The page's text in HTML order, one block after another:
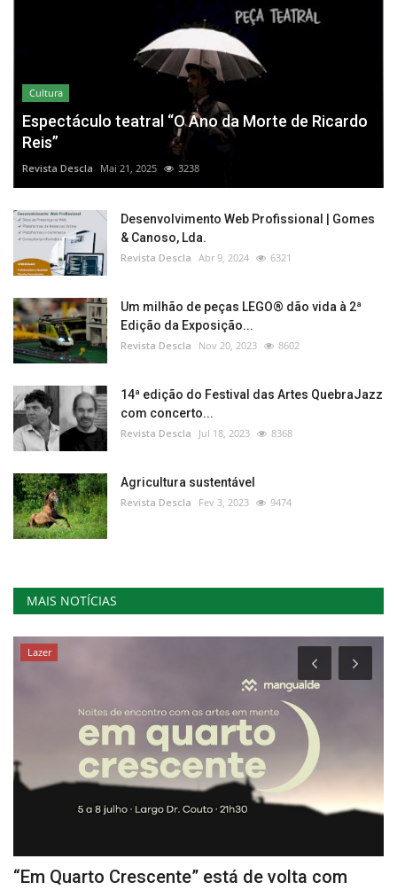
Cultura
Espectáculo teatral “O Ano da Morte de Ricardo
Reis”
Revista Descla Mai 21, 2025 3238
Desenvolvimento Web Profissional | Gomes
& Canoso, Lda.
Revista Descla Abr 9, 2024 6321
Um milhão de peças LEGO® dão vida à 2ª
Edição da Exposição...
Revista Descla Nov 20, 2023 8602
14ª edição do Festival das Artes QuebraJazz
com concerto...
Revista Descla Jul 18, 2023 8368
Agricultura sustentável
Revista Descla Fev 3, 2023 9474
MAIS NOTÍCIAS
Lazer
“Em Quarto Crescente” está de volta com